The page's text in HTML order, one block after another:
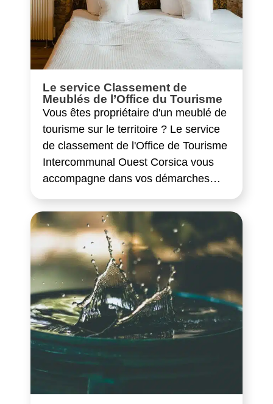
Le service Classement de
Meublés de l’Office du Tourisme
Vous êtes propriétaire d'un meublé de
tourisme sur le territoire ? Le service
de classement de l'Office de Tourisme
Intercommunal Ouest Corsica vous
accompagne dans vos démarches…